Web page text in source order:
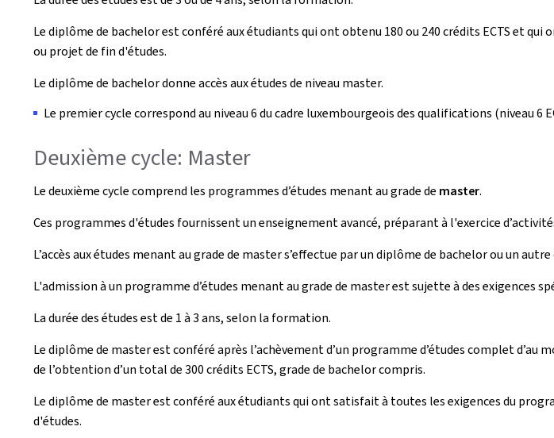
Le diplôme de bachelor est conféré aux étudiants qui ont obtenu 180 ou 240 crédits ECTS et
ou projet de fin d'études.
Le diplôme de bachelor donne accès aux études de niveau master.
Le premier cycle correspond au niveau 6 du cadre luxembourgeois des qualifications (niveau 6
Deuxième cycle: Master
Le deuxième cycle comprend les programmes d’études menant au grade de master.
Ces programmes d'études fournissent un enseignement avancé, préparant à l'exercice
L’accès aux études menant au grade de master s’effectue par un diplôme de bachelor ou un
L'admission à un programme d’études menant au grade de master est sujette à des exigences
La durée des études est de 1 à 3 ans, selon la formation.
Le diplôme de master est conféré après l’achèvement d’un programme d’études complet d’au
de l’obtention d’un total de 300 crédits ECTS, grade de bachelor compris.
Le diplôme de master est conféré aux étudiants qui ont satisfait à toutes les exigences du
d'études.